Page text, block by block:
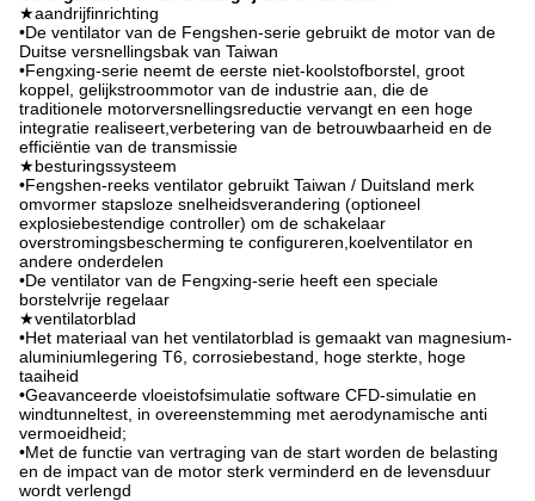
★aandrijfinrichting
•De ventilator van de Fengshen-serie gebruikt de motor van de
Duitse versnellingsbak van Taiwan
•Fengxing-serie neemt de eerste niet-koolstofborstel, groot
koppel, gelijkstroommotor van de industrie aan, die de
traditionele motorversnellingsreductie vervangt en een hoge
integratie realiseert,verbetering van de betrouwbaarheid en de
efficiëntie van de transmissie
★besturingssysteem
•Fengshen-reeks ventilator gebruikt Taiwan / Duitsland merk
omvormer stapsloze snelheidsverandering (optioneel
explosiebestendige controller) om de schakelaar
overstromingsbescherming te configureren,koelventilator en
andere onderdelen
•De ventilator van de Fengxing-serie heeft een speciale
borstelvrije regelaar
★ventilatorblad
•Het materiaal van het ventilatorblad is gemaakt van magnesium-
aluminiumlegering T6, corrosiebestand, hoge sterkte, hoge
taaiheid
•Geavanceerde vloeistofsimulatie software CFD-simulatie en
windtunneltest, in overeenstemming met aerodynamische anti
vermoeidheid;
•Met de functie van vertraging van de start worden de belasting
en de impact van de motor sterk verminderd en de levensduur
wordt verlengd